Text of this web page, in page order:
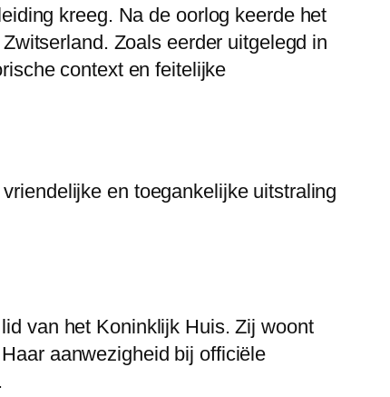
kreeg. Na de oorlog keerde het
Zoals eerder uitgelegd in
context en feitelijke
en toegankelijke uitstraling
van het Koninklijk Huis. Zij woont
aanwezigheid bij officiële